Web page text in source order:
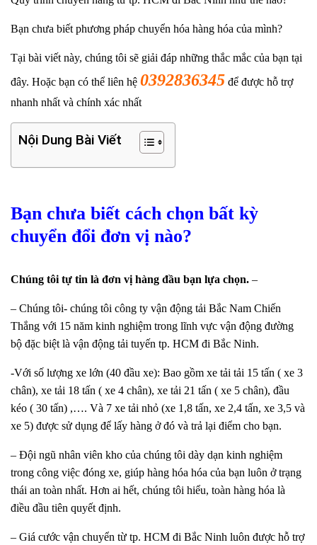
Bạn chưa biết phương pháp chuyển hóa hàng hóa của mình?
Tại bài viết này, chúng tôi sẽ giải đáp những thắc mắc của bạn tại
đây. Hoặc bạn có thể liên hệ 0392836345 để được hỗ trợ
nhanh nhất và chính xác nhất
Nội Dung Bài Viết
Bạn chưa biết cách chọn bất kỳ
chuyển đổi đơn vị nào?
Chúng tôi tự tin là đơn vị hàng đầu bạn lựa chọn. –
– Chúng tôi- chúng tôi công ty vận động tải Bắc Nam Chiến
Thắng với 15 năm kinh nghiệm trong lĩnh vực vận động đường
bộ đặc biệt là vận động tải tuyến tp. HCM đi Bắc Ninh.
-Với số lượng xe lớn (40 đầu xe): Bao gồm xe tải tải 15 tấn ( xe 3
chân), xe tải 18 tấn ( xe 4 chân), xe tải 21 tấn ( xe 5 chân), đầu
kéo ( 30 tấn) ,…. Và 7 xe tải nhỏ (xe 1,8 tấn, xe 2,4 tấn, xe 3,5 và
xe 5) được sử dụng để lấy hàng ở đó và trả lại điểm cho bạn.
– Đội ngũ nhân viên kho của chúng tôi dày dạn kinh nghiệm
trong công việc đóng xe, giúp hàng hóa hóa của bạn luôn ở trạng
thái an toàn nhất. Hơn ai hết, chúng tôi hiểu, toàn hàng hóa là
điều đầu tiên quyết định.
– Giá cước vận chuyển từ tp. HCM đi Bắc Ninh luôn được hỗ trợ